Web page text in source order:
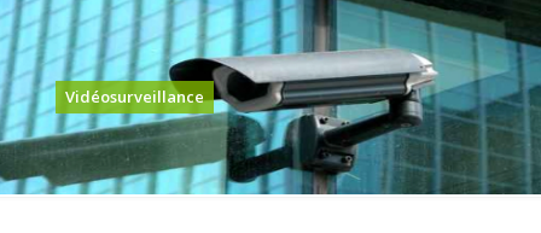
Vidéosurveillance